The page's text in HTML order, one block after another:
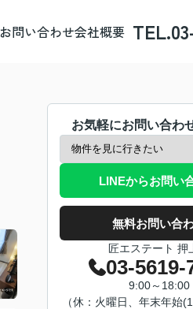
お問い合わせ会社概要
お気軽にお問い合わ
LINEからお問い
無料お問い合
匠エステート 押
03-5619-
9:00～18:00
（休：火曜日、年末年始